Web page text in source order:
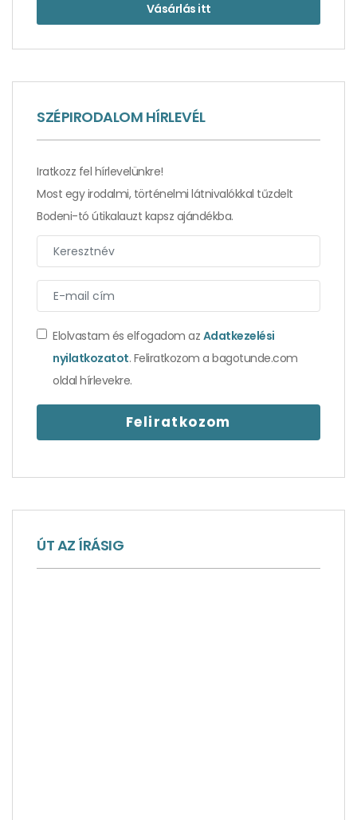
Vásárlás itt
SZÉPIRODALOM HÍRLEVÉL
Iratkozz fel hírlevelünkre!
Most egy irodalmi, történelmi látnivalókkal tűzdelt
Bodeni-tó útikalauzt kapsz ajándékba.
Elolvastam és elfogadom az Adatkezelési
nyilatkozatot. Feliratkozom a bagotunde.com
oldal hírlevekre.
ÚT AZ ÍRÁSIG